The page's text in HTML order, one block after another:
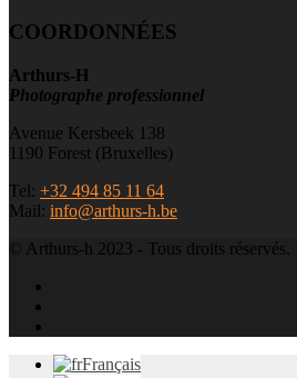
COORDONNÉES
Arthurs-H
Photographe professionnel
Avenue Kersbeek 138
1190 Forest (Bruxelles)
Tel: +32 494 85 11 64
Mail: info@arthurs-h.be
© Arthurs-h 2023 - Tous droits réservés.
Français